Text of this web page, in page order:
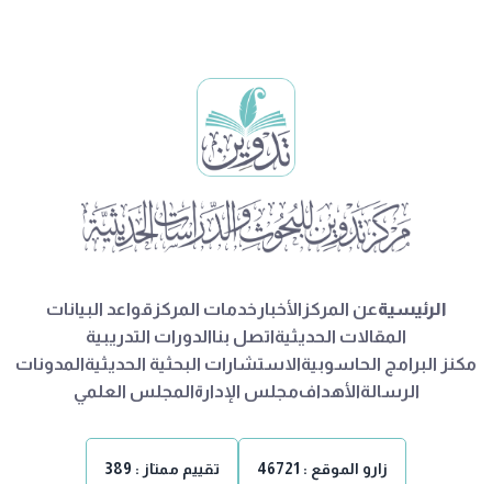
الرئيسيةعن المركز الأخبار خدمات المركز قواعد البيانات
المقالات الحديثيةاتصل بناالدورات التدريبية
مكنز البرامج الحاسوبيةالاستشارات البحثية الحديثيةالمدونات
الرسالةالأهدافمجلس الإدارةالمجلس العلمي
زارو الموقع : 46721 تقييم ممتاز : 389